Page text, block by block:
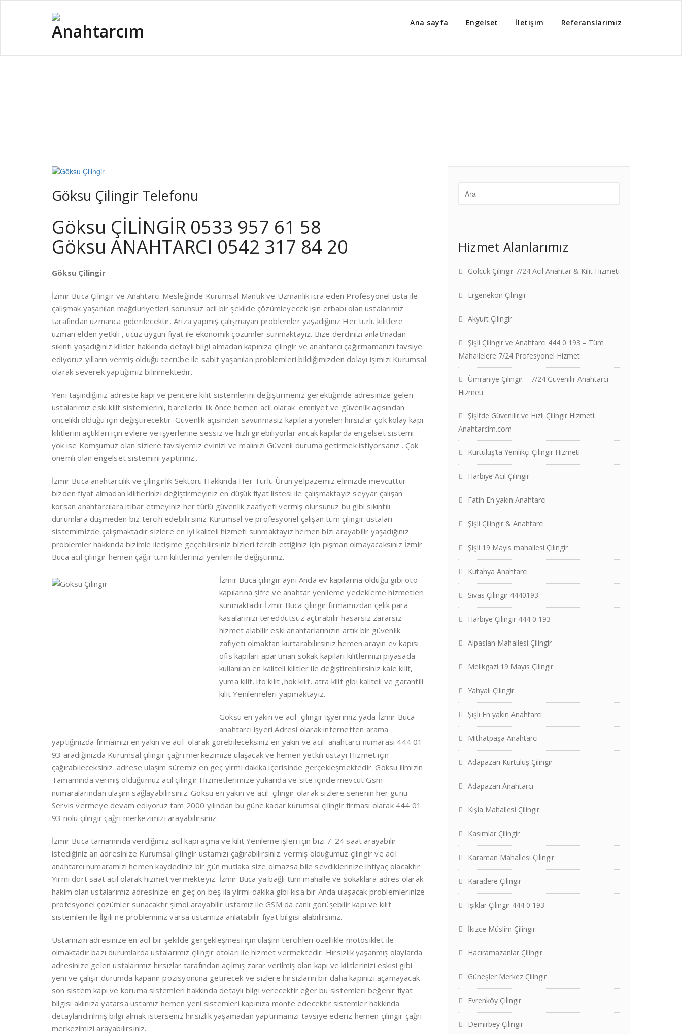
Ana sayfa Engelset İletişim Referanslarimiz
Göksu Çilingir Telefonu
Göksu ÇİLİNGİR 0533 957 61 58
Göksu ANAHTARCI 0542 317 84 20
Göksu Çilingir
İzmir Buca Çilingir ve Anahtarcı Mesleğinde Kurumsal Mantık ve Uzmanlık icra eden Profesyonel usta ile
çalışmak yaşanılan mağduriyetleri sorunsuz acil bir şekilde çözümleyecek işin erbabı olan ustalarımız
tarafından uzmanca giderilecektir. Arıza yapmış çalışmayan problemler yaşadığınız Her türlü kilitlere
uzman elden yetkili , ucuz uygun fiyat ile ekonomik çözümler sunmaktayız. Bize derdinizi anlatmadan
sıkıntı yaşadığınız kilitler hakkında detaylı bilgi almadan kapınıza çilingir ve anahtarcı çağırmamanızı tavsiye
ediyoruz yılların vermiş olduğu tecrübe ile sabit yaşanılan problemleri bildiğimizden dolayı işimizi Kurumsal
olarak severek yaptığımız bilinmektedir.
Yeni taşındığınız adreste kapı ve pencere kilit sistemlerini değiştirmeniz gerektiğinde adresinize gelen
ustalarımız eski kilit sistemlerini, barellerini ilk önce hemen acil olarak emniyet ve güvenlik açısından
öncelikli olduğu için değiştirecektir. Güvenlik açısından savunmasız kapılara yönelen hırsızlar çok kolay kapı
kilitlerini açtıkları için evlere ve işyerlerine sessiz ve hızlı girebiliyorlar ancak kapılarda engelset sistemi
yok ise Komşumuz olan sizlere tavsiyemiz evinizi ve malınızı Güvenli duruma getirmek istiyorsanız . Çok
önemli olan engelset sistemini yaptırınız..
İzmir Buca anahtarcılık ve çilingirlik Sektörü Hakkında Her Türlü Ürün yelpazemiz elimizde mevcuttur
bizden fiyat almadan kilitlerinizi değiştirmeyiniz en düşük fiyat listesi ile çalışmaktayız seyyar çalışan
korsan anahtarcılara itibar etmeyiniz her türlü güvenlik zaafiyeti vermiş olursunuz bu gibi sıkıntılı
durumlara düşmeden biz tercih edebilirsiniz Kurumsal ve profesyonel çalışan tüm çilingir ustaları
sistemimizde çalışmaktadır sizlere en iyi kaliteli hizmeti sunmaktayız hemen bizi arayabilir yaşadığınız
problemler hakkında bizimle iletişime geçebilirsiniz bizleri tercih ettiğiniz için pişman olmayacaksınız İzmir
Buca acil çilingir hemen çağır tüm kilitlerinizi yenileri ile değiştiriniz.
İzmir Buca çilingir aynı Anda ev kapılarına olduğu gibi oto
kapılarına şifre ve anahtar yenileme yedekleme hizmetleri
sunmaktadır İzmir Buca çilingir firmamızdan çelik para
kasalarınızı tereddütsüz açtırabilir hasarsız zararsız
hizmet alabilir eski anahtarlarınızın artık bir güvenlik
zafiyeti olmaktan kurtarabilirsiniz hemen arayın ev kapısı
ofis kapıları apartman sokak kapıları kilitlerinizi piyasada
kullanılan en kaliteli kilitler ile değiştirebilirsiniz kale kilit,
yuma kilit, ito kilit ,hok kilit, atra kilit gibi kaliteli ve garantili
kilit Yenilemeleri yapmaktayız.
Göksu en yakın ve acil çilingir işyerimiz yada İzmir Buca
anahtarcı işyeri Adresi olarak internetten arama
yaptığınızda firmamızı en yakın ve acil olarak görebileceksiniz en yakın ve acil anahtarcı numarası 444 01
93 aradığınızda Kurumsal çilingir çağrı merkezimize ulaşacak ve hemen yetkili ustayı Hizmet için
çağırabileceksiniz. adrese ulaşım süremiz en geç yirmi dakika içerisinde gerçekleşmektedir. Göksu ilimizin
Tamamında vermiş olduğumuz acil çilingir Hizmetlerimize yukarıda ve site içinde mevcut Gsm
numaralarından ulaşım sağlayabilirsiniz. Göksu en yakın ve acil çilingir olarak sizlere senenin her günü
Servis vermeye devam ediyoruz tam 2000 yılından bu güne kadar kurumsal çilingir firması olarak 444 01
93 nolu çilingir çağrı merkezimizi arayabilirsiniz.
İzmir Buca tamamında verdiğimiz acil kapı açma ve kilit Yenileme işleri için bizi 7-24 saat arayabilir
istediğiniz an adresinize Kurumsal çilingir ustamızı çağırabilirsiniz. vermiş olduğumuz çilingir ve acil
anahtarcı numaramızı hemen kaydediniz bir gün mutlaka size olmazsa bile sevdiklerinize ihtiyaç olacaktır
Yirmi dört saat acil olarak hizmet vermekteyiz. İzmir Buca ya bağlı tüm mahalle ve sokaklara adres olarak
hakim olan ustalarımız adresinize en geç on beş ila yirmi dakika gibi kısa bir Anda ulaşacak problemlerinize
profesyonel çözümler sunacaktır şimdi arayabilir ustamız ile GSM da canlı görüşebilir kapı ve kilit
sistemleri ile İlgili ne probleminiz varsa ustamıza anlatabilir fiyat bilgisi alabilirsiniz.
Ustamızın adresinize en acil bir şekilde gerçekleşmesi için ulaşım tercihleri özellikle motosiklet ile
olmaktadır bazı durumlarda ustalarımız çilingir otoları ile hizmet vermektedir. Hırsızlık yaşanmış olaylarda
adresinize gelen ustalarımız hırsızlar tarafından açılmış zarar verilmiş olan kapı ve kilitlerinizi eskisi gibi
yeni ve çalışır durumda kapanır pozisyonuna getirecek ve sizlere hırsızların bir daha kapınızı açamayacak
son sistem kapı ve koruma sistemleri hakkında detaylı bilgi verecektir eğer bu sistemleri beğenir fiyat
bilgisi aklınıza yatarsa ustamız hemen yeni sistemleri kapınıza monte edecektir sistemler hakkında
detaylandırılmış bilgi almak isterseniz hırsızlık yaşamadan yaptırmanızı tavsiye ederiz hemen çilingir çağrı
merkezimizi arayabilirsiniz.
Hizmet Alanlarımız
Gölcük Çilingir 7/24 Acil Anahtar & Kilit Hizmeti
Ergenekon Çilingir
Akyurt Çilingir
Şişli Çilingir ve Anahtarcı 444 0 193 – Tüm
Mahallelere 7/24 Profesyonel Hizmet
Ümraniye Çilingir – 7/24 Güvenilir Anahtarcı
Hizmeti
Şişli’de Güvenilir ve Hızlı Çilingir Hizmeti:
Anahtarcim.com
Kurtuluş’ta Yenilikçi Çilingir Hizmeti
Harbiye Acil Çilingir
Fatih En yakın Anahtarcı
Şişli Çilingir & Anahtarcı
Şişli 19 Mayıs mahallesi Çilingir
Kütahya Anahtarcı
Sivas Çilingir 4440193
Harbiye Çilingir 444 0 193
Alpaslan Mahallesi Çilingir
Melikgazi 19 Mayıs Çilingir
Yahyalı Çilingir
Şişli En yakın Anahtarcı
Mithatpaşa Anahtarcı
Adapazarı Kurtuluş Çilingir
Adapazarı Anahtarcı
Kışla Mahallesi Çilingir
Kasımlar Çilingir
Karaman Mahallesi Çilingir
Karadere Çilingir
Işıklar Çilingir 444 0 193
İkizce Müslim Çilingir
Hacıramazanlar Çilingir
Güneşler Merkez Çilingir
Evrenköy Çilingir
Demirbey Çilingir